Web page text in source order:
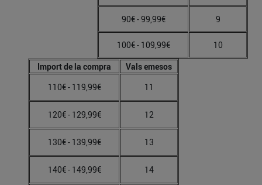
90€ - 99,99€ 9
100€ - 109,99€
10
Import de la compra
Vals emesos
110€ - 119,99€
11
120€ - 129,99€ 12
130€ - 139,99€ 13
140€ - 149,99€ 14